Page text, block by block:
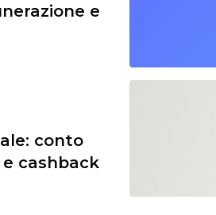
e
conto
cashback